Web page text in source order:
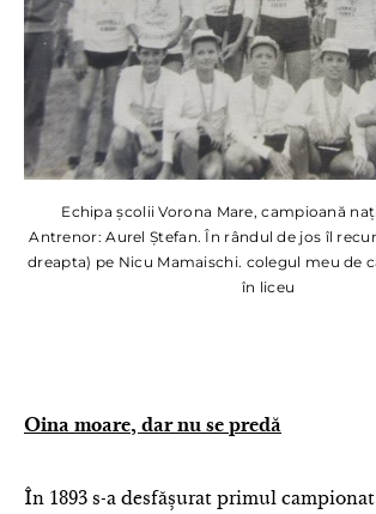
Echipa școlii Vorona Mare, campioană
Antrenor: Aurel Ștefan. În rândul de jos îl
dreapta) pe Nicu Mamaischi. colegul meu de
în liceu
Oina moare, dar nu se predă
În 1893 s-a desfășurat primul